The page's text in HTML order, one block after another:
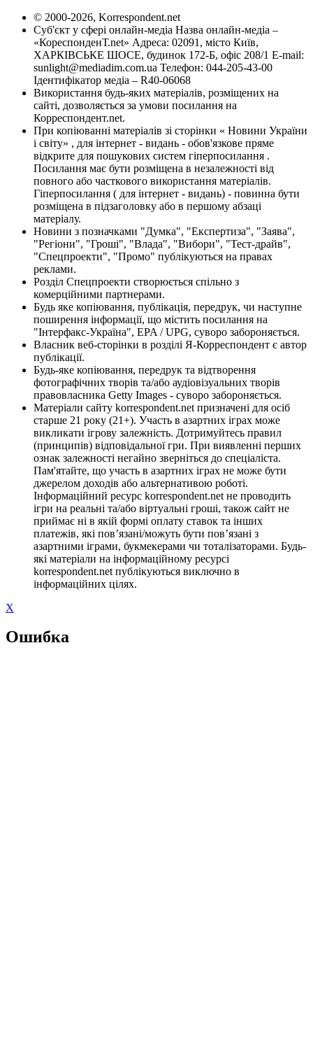
© 2000-2026, Korrespondent.net
Суб'єкт у сфері онлайн-медіа Назва онлайн-медіа –
«КореспонденТ.net» Адреса: 02091, місто Київ,
ХАРКІВСЬКЕ ШОСЕ, будинок 172-Б, офіс 208/1 E-mail:
sunlight@mediadim.com.ua Телефон: 044-205-43-00
Ідентифікатор медіа – R40-06068
Використання будь-яких матеріалів, розміщених на
сайті, дозволяється за умови посилання на
Корреспондент.net.
При копіюванні матеріалів зі сторінки « Новини України
і світу» , для інтернет - видань - обов'язкове пряме
відкрите для пошукових систем гіперпосилання .
Посилання має бути розміщена в незалежності від
повного або часткового використання матеріалів.
Гіперпосилання ( для інтернет - видань) - повинна бути
розміщена в підзаголовку або в першому абзаці
матеріалу.
Новини з позначками "Думка", "Експертиза", "Заява",
"Регіони", "Гроші", "Влада", "Вибори", "Тест-драйв",
"Спецпроекти", "Промо" публікуються на правах
реклами.
Розділ Спецпроекти створюється спільно з
комерційними партнерами.
Будь яке копіювання, публікація, передрук, чи наступне
поширення інформації, що містить посилання на
"Інтерфакс-Україна", EPA / UPG, суворо забороняється.
Власник веб-сторінки в розділі Я-Корреспондент є автор
публікації.
Будь-яке копіювання, передрук та відтворення
фотографічних творів та/або аудіовізуальних творів
правовласника Getty Images - суворо забороняється.
Матеріали сайту korrespondent.net призначені для осіб
старше 21 року (21+). Участь в азартних іграх може
викликати ігрову залежність. Дотримуйтесь правил
(принципів) відповідальної гри. При виявленні перших
ознак залежності негайно зверніться до спеціаліста.
Пам'ятайте, що участь в азартних іграх не може бути
джерелом доходів або альтернативою роботі.
Інформаційний ресурс korrespondent.net не проводить
ігри на реальні та/або віртуальні гроші, також сайт не
приймає ні в якій формі оплату ставок та інших
платежів, які пов’язані/можуть бути пов’язані з
азартними іграми, букмекерами чи тоталізаторами. Будь-
які матеріали на інформаційному ресурсі
korrespondent.net публікуються виключно в
інформаційних цілях.
X
Ошибка